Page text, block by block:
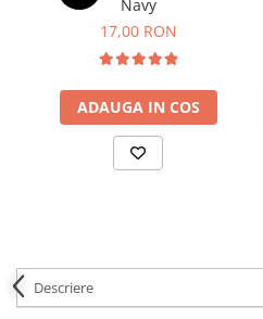
Navy
17,00 RON
ADAUGA IN COS
Descriere